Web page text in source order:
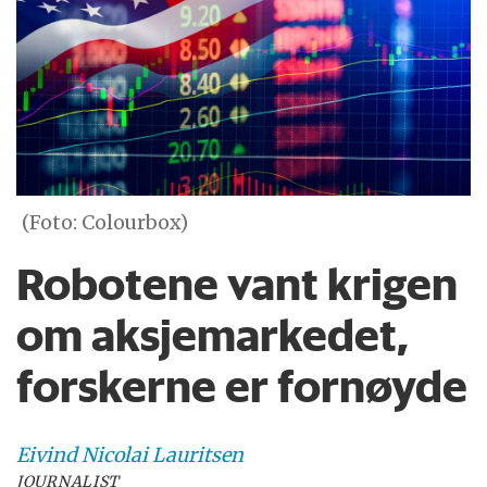
(Foto: Colourbox)
Robotene vant krigen
om aksjemarkedet,
forskerne er fornøyde
Eivind NicolaiLauritsen
JOURNALIST